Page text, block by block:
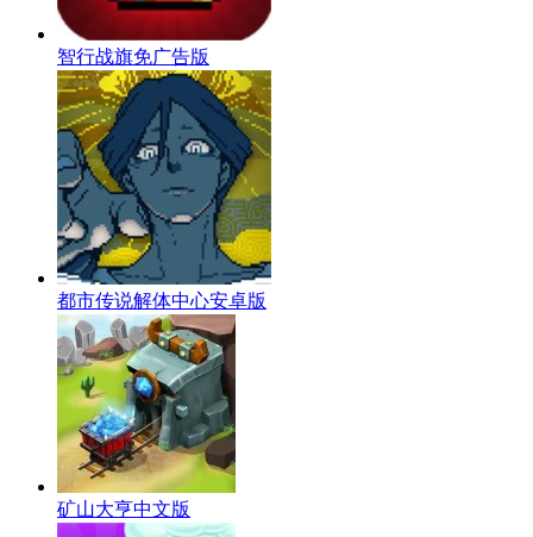
智行战旗免广告版
都市传说解体中心安卓版
矿山大亨中文版